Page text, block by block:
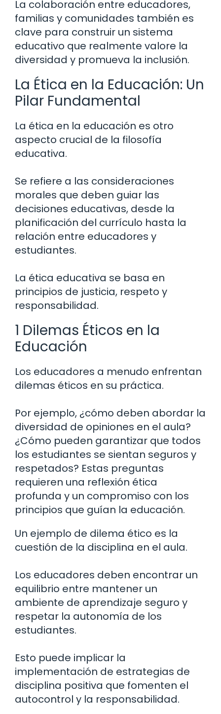
La colaboración entre educadores,
familias y comunidades también es
clave para construir un sistema
educativo que realmente valore la
diversidad y promueva la inclusión.
La Ética en la Educación: Un
Pilar Fundamental
La ética en la educación es otro
aspecto crucial de la filosofía
educativa.
Se refiere a las consideraciones
morales que deben guiar las
decisiones educativas, desde la
planificación del currículo hasta la
relación entre educadores y
estudiantes.
La ética educativa se basa en
principios de justicia, respeto y
responsabilidad.
1 Dilemas Éticos en la
Educación
Los educadores a menudo enfrentan
dilemas éticos en su práctica.
Por ejemplo, ¿cómo deben abordar la
diversidad de opiniones en el aula?
¿Cómo pueden garantizar que todos
los estudiantes se sientan seguros y
respetados? Estas preguntas
requieren una reflexión ética
profunda y un compromiso con los
principios que guían la educación.
Un ejemplo de dilema ético es la
cuestión de la disciplina en el aula.
Los educadores deben encontrar un
equilibrio entre mantener un
ambiente de aprendizaje seguro y
respetar la autonomía de los
estudiantes.
Esto puede implicar la
implementación de estrategias de
disciplina positiva que fomenten el
autocontrol y la responsabilidad.